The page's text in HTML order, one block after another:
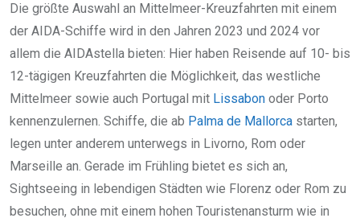
Die größte Auswahl an Mittelmeer-Kreuzfahrten mit einem
der AIDA-Schiffe wird in den Jahren 2023 und 2024 vor
allem die AIDAstella bieten: Hier haben Reisende auf 10- bis
12-tägigen Kreuzfahrten die Möglichkeit, das westliche
Mittelmeer sowie auch Portugal mit Lissabon oder Porto
kennenzulernen. Schiffe, die ab Palma de Mallorca starten,
legen unter anderem unterwegs in Livorno, Rom oder
Marseille an. Gerade im Frühling bietet es sich an,
Sightseeing in lebendigen Städten wie Florenz oder Rom zu
besuchen, ohne mit einem hohen Touristenansturm wie in